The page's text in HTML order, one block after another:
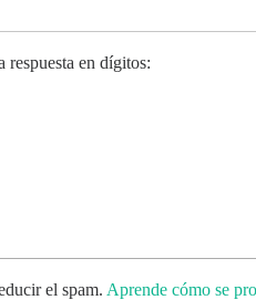
respuesta en dígitos:
el spam. Aprende cómo se